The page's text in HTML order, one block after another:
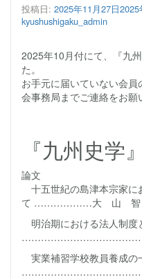
投稿日: 2025年11月27日2025
kyushushigaku_admin
2025年10月付にて、『九
た。
お手元に届いていない会
会事務局までご連絡をお願
『九州史学
論文
十五世紀の島津本宗家に
て ………………大 山
明治期における法人制度
実業補習学校教員養成の